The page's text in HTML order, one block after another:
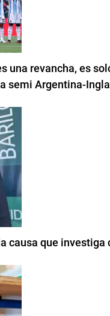
una revancha, es
semi Argentina-
causa que